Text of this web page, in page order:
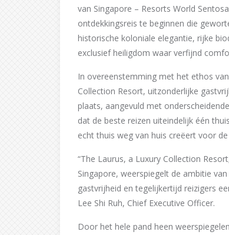
van Singapore – Resorts World
ontdekkingsreis te beginnen die
historische koloniale elegantie, rijke
exclusief heiligdom waar verfijnd
In overeenstemming met het ethos
Collection Resort, uitzonderlijke
plaats, aangevuld met
dat de beste reizen uiteindelijk één
echt thuis weg van huis creëert voor
“The Laurus, a Luxury Collection
Singapore, weerspiegelt de ambitie
gastvrijheid en tegelijkertijd reizigers
Lee Shi Ruh, Chief Executive Officer.
Door het hele pand heen